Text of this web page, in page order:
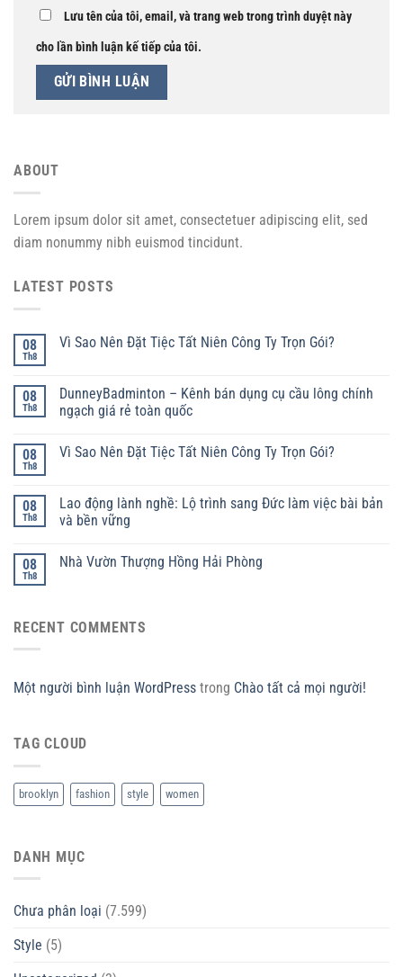
Lưu tên của tôi, email, và trang web trong trình duyệt này
cho lần bình luận kế tiếp của tôi.
ABOUT
Lorem ipsum dolor sit amet, consectetuer adipiscing elit, sed
diam nonummy nibh euismod tincidunt.
LATEST POSTS
08
Th8
Vì Sao Nên Đặt Tiệc Tất Niên Công Ty Trọn Gói?
08
Th8
DunneyBadminton – Kênh bán dụng cụ cầu lông chính
ngạch giá rẻ toàn quốc
08
Th8
Vì Sao Nên Đặt Tiệc Tất Niên Công Ty Trọn Gói?
08
Th8
Lao động lành nghề: Lộ trình sang Đức làm việc bài bản
và bền vững
08
Th8
Nhà Vườn Thượng Hồng Hải Phòng
RECENT COMMENTS
Một người bình luận WordPress trong Chào tất cả mọi người!
TAG CLOUD
brooklyn fashion style women
DANH MỤC
Chưa phân loại (7.599)
Style (5)